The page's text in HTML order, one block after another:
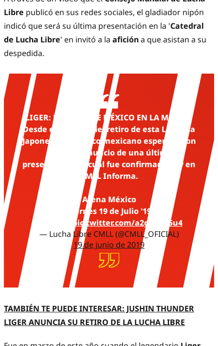
Libre publicó en sus redes sociales, el gladiador nipón
indicó que será su última presentación en la 'Catedral
de Lucha Libre' en invitó a la aficióna que asistan a su
despedida.
LIGER: EL ADIÓS DE MÉXICO EN LA MÉXICO
Desde el anuncio del retiro de esta Leyenda
Japonesa, el público mexicano esperaba con
ansias el anuncio de una última
presentación, la cual fue confirmada hoy en
CMLL Informa.
Arena México
Viernes 19 de Julio '19
pic.twitter.com/a2guFde5u4
— Lucha Libre CMLL (@CMLL_OFICIAL)
19 de junio de 2019
TAMBIÉN TE PUEDE INTERESAR: JUSHIN THUNDER
LIGER ANUNCIA SU RETIRO DE LA LUCHA LIBRE